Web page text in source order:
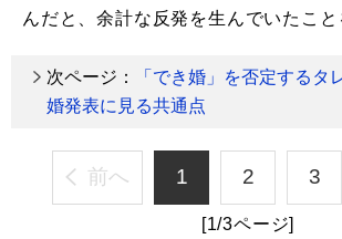
んだと、余計な反発を生んでいたこと
次ページ：
「でき婚」を否定するタ
婚発表に見る共通点
前へ 1 2 3
[1/3ページ]